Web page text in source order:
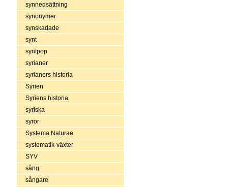
synnedsättning
synonymer
synskadade
synt
syntpop
syrianer
syrianers historia
Syrien
Syriens historia
syriska
syror
Systema Naturae
systematik-växter
SYV
sång
sångare